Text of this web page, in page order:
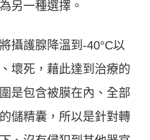
另一種選擇。
攝護腺降溫到-40°C以
壞死，藉此達到治療的
是包含被膜在內、全部
儲精囊，所以是針對轉